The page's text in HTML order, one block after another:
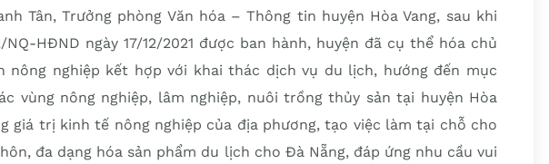
Tân, Trưởng phòng Văn hóa – Thông tin huyện Hòa Vang, sau khi
HĐND ngày 17/12/2021 được ban hành, huyện đã cụ thể hóa chủ
nông nghiệp kết hợp với khai thác dịch vụ du lịch, hướng đến mục
vùng nông nghiệp, lâm nghiệp, nuôi trồng thủy sản tại huyện Hòa
giá trị kinh tế nông nghiệp của địa phương, tạo việc làm tại chỗ cho
đa dạng hóa sản phẩm du lịch cho Đà Nẵng, đáp ứng nhu cầu vui